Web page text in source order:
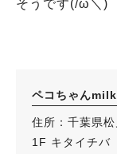
そうです(/ω＼)
ペコちゃん
住所：千葉県
1F キタイチバ